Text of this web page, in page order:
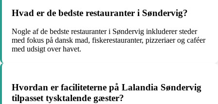
Hvad er de bedste restauranter i Søndervig?
Nogle af de bedste restauranter i Søndervig inkluderer steder
med fokus på dansk mad, fiskerestauranter, pizzeriaer og caféer
med udsigt over havet.
Hvordan er faciliteterne på Lalandia Søndervig
tilpasset tysktalende gæster?